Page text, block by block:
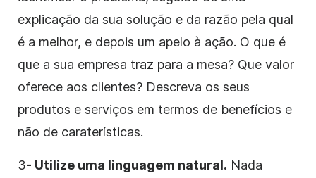
explicação da sua solução e da razão pela qual
é a melhor, e depois um apelo à ação. O que é
que a sua empresa traz para a mesa? Que valor
oferece aos clientes? Descreva os seus
produtos e serviços em termos de benefícios e
não de caraterísticas.
3- Utilize uma linguagem natural. Nada